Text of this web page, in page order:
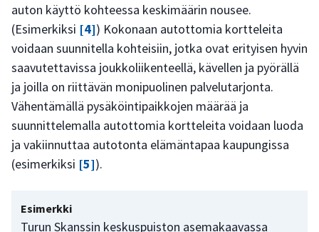
auton käyttö kohteessa keskimäärin nousee.
(Esimerkiksi [4]) Kokonaan autottomia kortteleita
voidaan suunnitella kohteisiin, jotka ovat erityisen hyvin
saavutettavissa joukkoliikenteellä, kävellen ja pyörällä
ja joilla on riittävän monipuolinen palvelutarjonta.
Vähentämällä pysäköintipaikkojen määrää ja
suunnittelemalla autottomia kortteleita voidaan luoda
ja vakiinnuttaa autotonta elämäntapaa kaupungissa
(esimerkiksi [5]).
Esimerkki
Turun Skanssin keskuspuiston asemakaavassa